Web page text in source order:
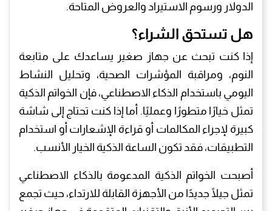
الدولار ورسوم الاستيراد والعروض المتاحة.
هل تستحق الشراء؟
إذا كنت تبحث عن جهاز صغير يساعدك على متابعة
النوم، ومراقبة المؤشرات الصحية، وتحليل النشاط
اليومي باستخدام الذكاء الاصطناعي، فإن الخواتم الذكية
تمثل خيارًا متطورًا وعمليًا. أما إذا كنت تحتاج إلى شاشة
كبيرة لإجراء المكالمات أو قراءة الإشعارات أو استخدام
التطبيقات، فقد تكون الساعة الذكية الخيار الأنسب.
أصبحت الخواتم الذكية المدعومة بالذكاء الاصطناعي
تمثل جيلًا جديدًا من الأجهزة القابلة للارتداء، حيث تجمع